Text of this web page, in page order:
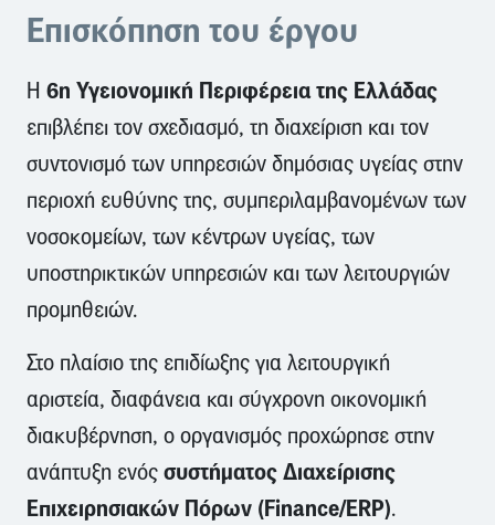
Επισκόπηση του έργου
Η 6η Υγειονομική Περιφέρεια της Ελλάδας
επιβλέπει τον σχεδιασμό, τη διαχείριση και τον
συντονισμό των υπηρεσιών δημόσιας υγείας στην
περιοχή ευθύνης της, συμπεριλαμβανομένων των
νοσοκομείων, των κέντρων υγείας, των
υποστηρικτικών υπηρεσιών και των λειτουργιών
προμηθειών.
Στο πλαίσιο της επιδίωξης για λειτουργική
αριστεία, διαφάνεια και σύγχρονη οικονομική
διακυβέρνηση, ο οργανισμός προχώρησε στην
ανάπτυξη ενός συστήματος Διαχείρισης
Επιχειρησιακών Πόρων (Finance/ERP).